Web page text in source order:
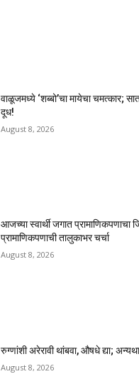
वाळूजमध्ये ‘शब्बो’चा मायेचा चमत्कार;
दूध!
August 8, 2026
आजच्या स्वार्थी जगात प्रामाणिकपणाचा
प्रामाणिकपणाची तालुकाभर चर्चा
August 8, 2026
रुग्णांशी अरेरावी थांबवा, औषधे द्या;
August 8, 2026